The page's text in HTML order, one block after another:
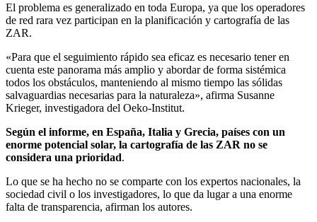
El problema es generalizado en toda Europa, ya que los operadores
de red rara vez participan en la planificación y cartografía de las
ZAR.
«Para que el seguimiento rápido sea eficaz es necesario tener en
cuenta este panorama más amplio y abordar de forma sistémica
todos los obstáculos, manteniendo al mismo tiempo las sólidas
salvaguardias necesarias para la naturaleza», afirma Susanne
Krieger, investigadora del Oeko-Institut.
Según el informe, en España, Italia y Grecia, países con un
enorme potencial solar, la cartografía de las ZAR no se
considera una prioridad.
Lo que se ha hecho no se comparte con los expertos nacionales, la
sociedad civil o los investigadores, lo que da lugar a una enorme
falta de transparencia, afirman los autores.